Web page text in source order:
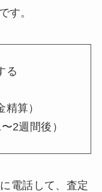
す。
る
算）
2週間後）
に電話して、査定